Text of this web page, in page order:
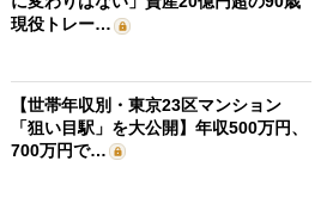
現役トレー…
【世帯年収別・東京23区マンション
「狙い目駅」を大公開】年収500万円、
700万円で…